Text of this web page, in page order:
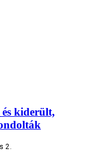
kiderült,
2.